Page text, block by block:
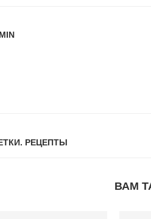
РЕЦЕПТЫ
ВАМ